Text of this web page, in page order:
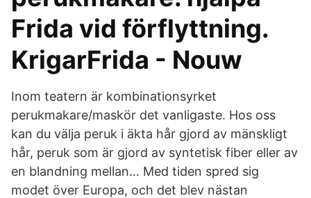
Frida vid förflyttning.
KrigarFrida - Nouw
Inom teatern är kombinationsyrket
perukmakare/maskör det vanligaste. Hos oss
kan du välja peruk i äkta hår gjord av mänskligt
hår, peruk som är gjord av syntetisk fiber eller av
en blandning mellan… Med tiden spred sig
modet över Europa, och det blev nästan